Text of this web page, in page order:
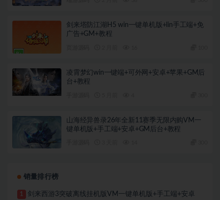
剑来塔防江湖H5 win一键单机版+lin手工端+免
广告+GM+教程
凌霄梦幻win一键端+可外网+安卓+苹果+GM后
台+教程
山海经异兽录26年全新11赛季无限内购VM一
键单机版+手工端+安卓+GM后台+教程
销量排行榜
1
剑来西游3突破离线挂机版VM一键单机版+手工端+安卓